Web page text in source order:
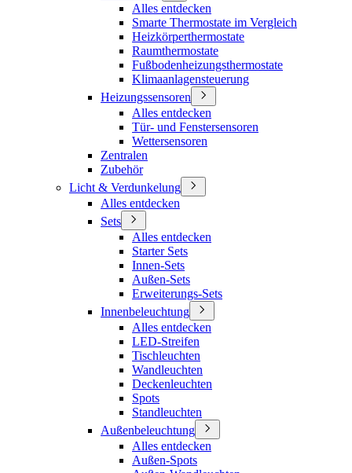
Alles entdecken
Smarte Thermostate im Vergleich
Heizkörperthermostate
Raumthermostate
Fußbodenheizungsthermostate
Klimaanlagensteuerung
Heizungssensoren
Alles entdecken
Tür- und Fenstersensoren
Wettersensoren
Zentralen
Zubehör
Licht & Verdunkelung
Alles entdecken
Sets
Alles entdecken
Starter Sets
Innen-Sets
Außen-Sets
Erweiterungs-Sets
Innenbeleuchtung
Alles entdecken
LED-Streifen
Tischleuchten
Wandleuchten
Deckenleuchten
Spots
Standleuchten
Außenbeleuchtung
Alles entdecken
Außen-Spots